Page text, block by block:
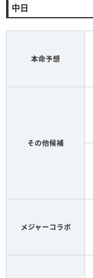
中日
本命予想
その他候補
メジャーコラボ